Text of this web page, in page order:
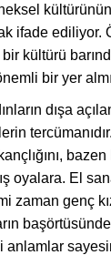
kültürünün
ifade ediliyor.
kültürü
bir yer
dışa
bazen
oyalara. El
zaman genç
anlamlar